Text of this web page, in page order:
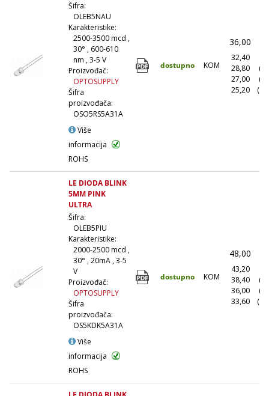
Šifra:
OLEB5NAU
Karakteristike:
2500-3500 mcd ,
30° , 600-610
nm , 3-5 V
Proizvođač:
OPTOSUPPLY
Šifra
proizvođača:
OSO5RS5A31A
Više
informacija
ROHS
dostupno KOM
36,00
32,40
28,80
27,00
25,20
LE DIODA BLINK
5MM PINK
ULTRA
Šifra:
OLEB5PIU
Karakteristike:
2000-2500 mcd ,
30° , 20mA , 3-5
V
Proizvođač:
OPTOSUPPLY
Šifra
proizvođača:
OS5KDK5A31A
Više
informacija
ROHS
dostupno KOM
48,00
43,20
38,40
36,00
33,60